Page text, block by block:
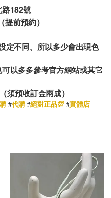
路182號
前預約）
定不同、所以多少會出現色
以多多參考官方網站或其它
須預收訂金兩成）
#代購 #絕對正品💯 #實體店